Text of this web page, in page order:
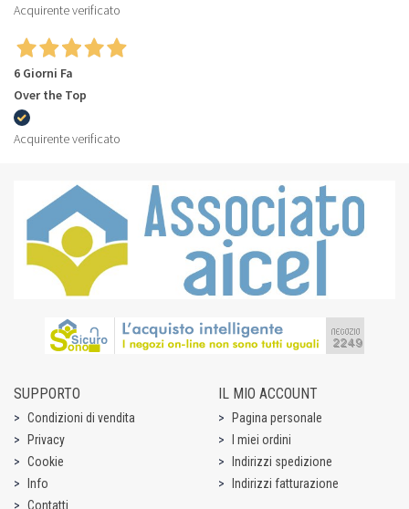
Acquirente verificato
6 Giorni Fa
Over the Top
Acquirente verificato
SUPPORTO
Condizioni di vendita
Privacy
Cookie
Info
Contatti
IL MIO ACCOUNT
Pagina personale
I miei ordini
Indirizzi spedizione
Indirizzi fatturazione